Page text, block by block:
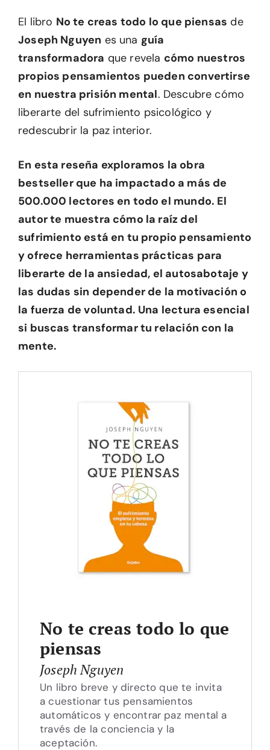
El libro No te creas todo lo que piensas de
Joseph Nguyen es una guía
transformadora que revela cómo nuestros
propios pensamientos pueden convertirse
en nuestra prisión mental. Descubre cómo
liberarte del sufrimiento psicológico y
redescubrir la paz interior.
En esta reseña exploramos la obra
bestseller que ha impactado a más de
500.000 lectores en todo el mundo. El
autor te muestra cómo la raíz del
sufrimiento está en tu propio pensamiento
y ofrece herramientas prácticas para
liberarte de la ansiedad, el autosabotaje y
las dudas sin depender de la motivación o
la fuerza de voluntad. Una lectura esencial
si buscas transformar tu relación con la
mente.
No te creas todo lo que
piensas
Joseph Nguyen
Un libro breve y directo que te invita
a cuestionar tus pensamientos
automáticos y encontrar paz mental a
través de la conciencia y la
aceptación.